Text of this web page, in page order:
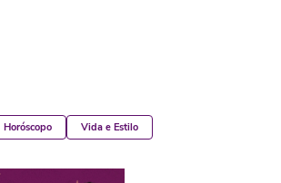
Horóscopo Vida e Estilo